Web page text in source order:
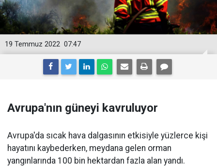
07:47
19 Temmuz 2022
Avrupa'nın güneyi kavruluyor
Avrupa'da sıcak hava dalgasının etkisiyle yüzlerce kişi
hayatını kaybederken, meydana gelen orman
yangınlarında 100 bin hektardan fazla alan yandı.